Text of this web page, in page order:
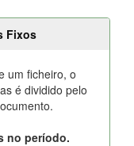
Fixos
um ficheiro, o
é dividido pelo
no período.